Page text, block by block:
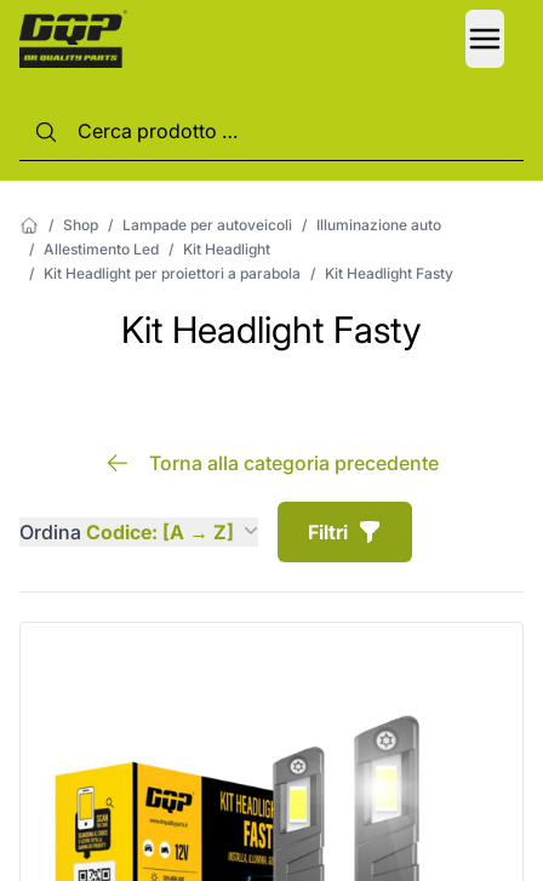
/ Shop / Lampade per autoveicoli / Illuminazione auto
/ Allestimento Led / Kit Headlight
/ Kit Headlight per proiettori a parabola / Kit Headlight Fasty
Kit Headlight Fasty
Torna alla categoria precedente
Ordina Codice: [A → Z] Filtri